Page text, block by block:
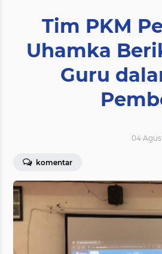
Tim PKM
Uhamka
Guru
04
komentar